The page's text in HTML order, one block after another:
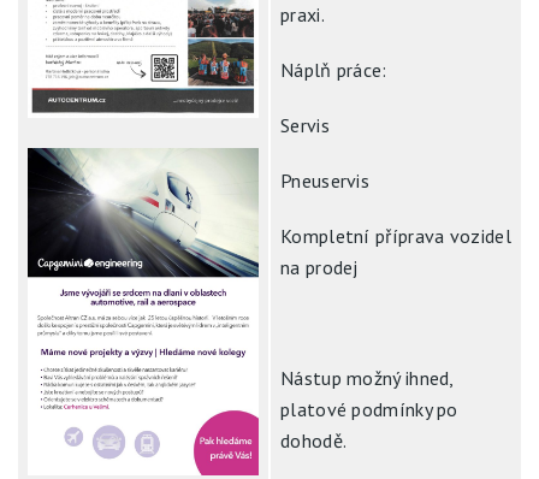
praxi.
Náplň práce:
Servis
Pneuservis
Kompletní příprava vozidel
na prodej
Nástup možný ihned,
platové podmínky po
dohodě.